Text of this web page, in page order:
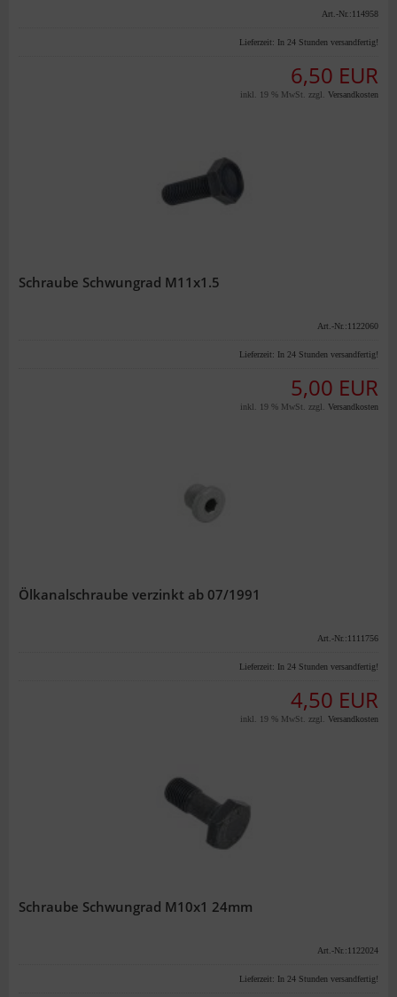
Art.-Nr.:114958
Lieferzeit: In 24 Stunden versandfertig!
6,50 EUR
inkl. 19 % MwSt. zzgl. Versandkosten
Schraube Schwungrad M11x1.5
Art.-Nr.:1122060
Lieferzeit: In 24 Stunden versandfertig!
5,00 EUR
inkl. 19 % MwSt. zzgl. Versandkosten
Ölkanalschraube verzinkt ab 07/1991
Art.-Nr.:1111756
Lieferzeit: In 24 Stunden versandfertig!
4,50 EUR
inkl. 19 % MwSt. zzgl. Versandkosten
Schraube Schwungrad M10x1 24mm
Art.-Nr.:1122024
Lieferzeit: In 24 Stunden versandfertig!